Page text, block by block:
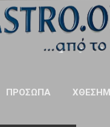
ΠΡΌΣΩΠΑ